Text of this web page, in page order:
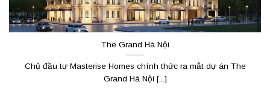
The Grand Hà Nội
Chủ đầu tư Masterise Homes chính thức ra mắt dự án The
Grand Hà Nội [...]